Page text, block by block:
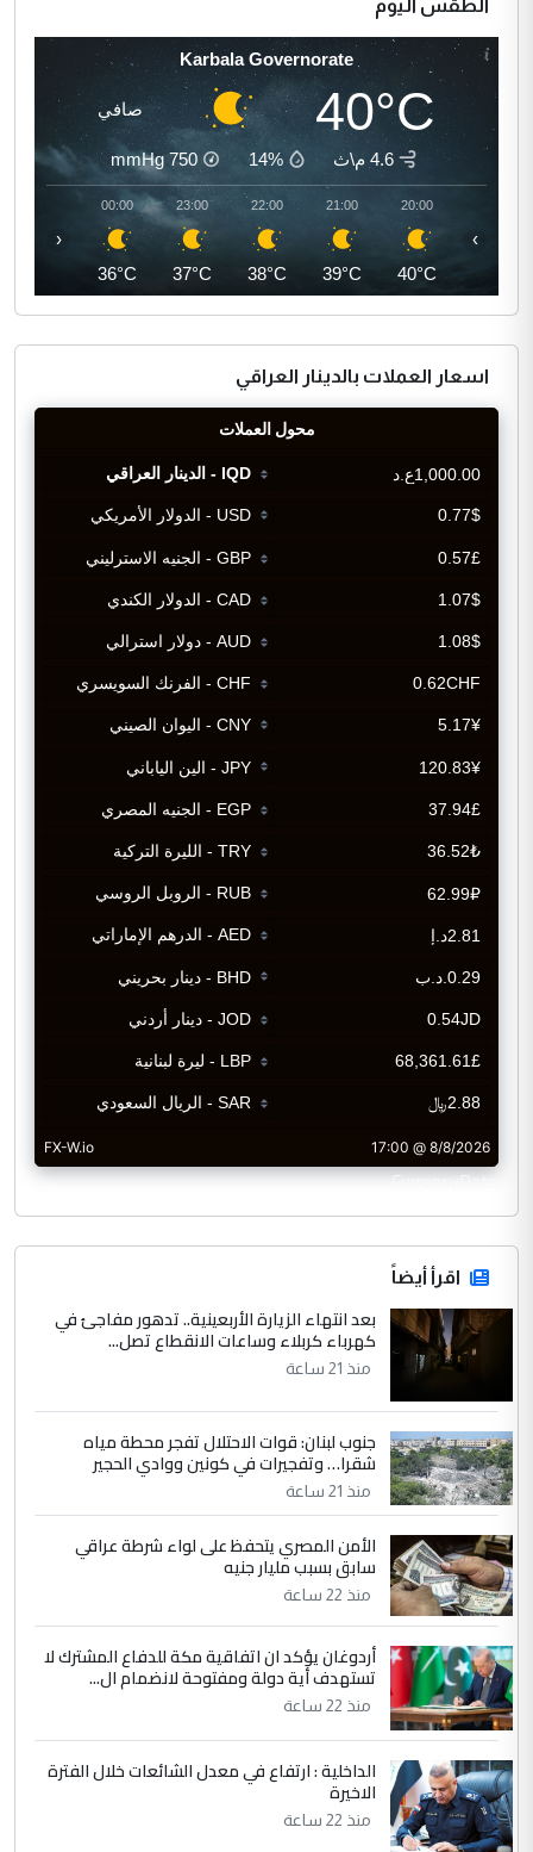
الطقس اليوم
Karbala Governorate
40°C صافي
4.6 م\ث 14%
750
mmHg
20:00
40°C
21:00
39°C
22:00
38°C
23:00
37°C
00:00
36°C
‹ ›
اسعار العملات بالدينار العراقي
CurrencyRate
اقرأ أيضاً
بعد انتهاء الزيارة الأربعينية.. تدهور مفاجئ في
كهرباء كربلاء وساعات الانقطاع تصل...
منذ 21 ساعة
جنوب لبنان: قوات الاحتلال تفجر محطة مياه
شقرا… وتفجيرات في كونين ووادي الحجير
منذ 21 ساعة
الأمن المصري يتحفظ على لواء شرطة عراقي
سابق بسبب مليار جنيه
منذ 22 ساعة
أردوغان يؤكد ان اتفاقية مكة للدفاع المشترك لا
تستهدف أية دولة ومفتوحة لانضمام ال...
منذ 22 ساعة
الداخلية : ارتفاع في معدل الشائعات خلال الفترة
الاخيرة
منذ 22 ساعة